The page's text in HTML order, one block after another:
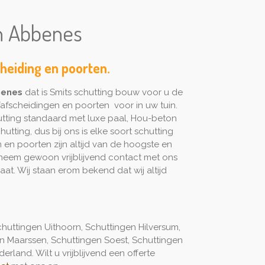
Abbenes
en poorten.
dat is Smits schutting bouw voor u de
en poorten voor in uw tuin.
standaard met luxe paal, Hou-beton
dus bij ons is elke soort schutting
en poorten zijn altijd van de hoogste en
gewoon vrijblijvend contact met ons
Wij staan erom bekend dat wij altijd
Uithoorn, Schuttingen Hilversum,
Schuttingen Soest, Schuttingen
Wilt u vrijblijvend een offerte